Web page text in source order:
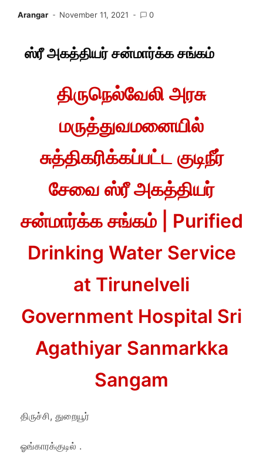
Arangar November 11, 2021 0
ஸ்ரீ அகத்தியர் சன்மார்க்க சங்கம்
திருநெல்வேலி அரசு
மருத்துவமனையில்
சுத்திகரிக்கப்பட்ட குடிநீர்
சேவை ஸ்ரீ அகத்தியர்
சன்மார்க்க சங்கம் | Purified
Drinking Water Service
at Tirunelveli
Government Hospital Sri
Agathiyar Sanmarkka
Sangam
திருச்சி, துறையூர்
ஓங்காரக்குடில் .